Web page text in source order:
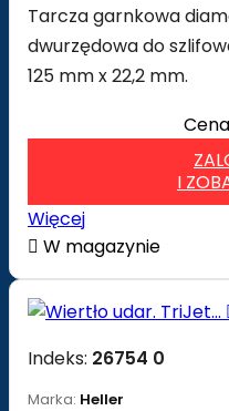
Tarcza garnkowa
dwurzędowa do
125 mm x 22,2 mm.
Cena
I
Więcej
 W magazynie
Indeks: 26754 0
Marka: Heller